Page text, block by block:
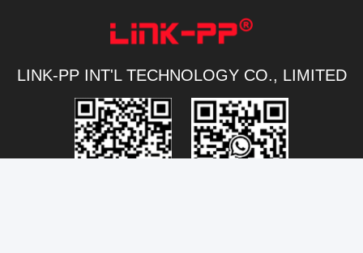
LINK-PP INT'L TECHNOLOGY CO., LIMITED